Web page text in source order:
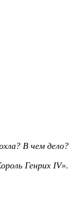
В чем дело?
Генрих IV».